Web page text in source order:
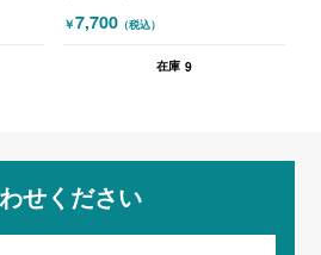
ア グレー
￥7,700 （税込）
在庫 9
せください